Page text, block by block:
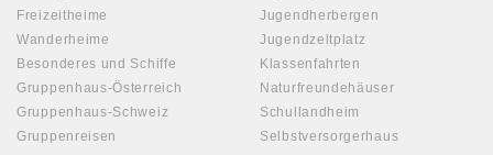
Freizeitheime
Wanderheime
Besonderes und Schiffe
Gruppenhaus-Österreich
Gruppenhaus-Schweiz
Gruppenreisen
Jugendherbergen
Jugendzeltplatz
Klassenfahrten
Naturfreundehäuser
Schullandheim
Selbstversorgerhaus